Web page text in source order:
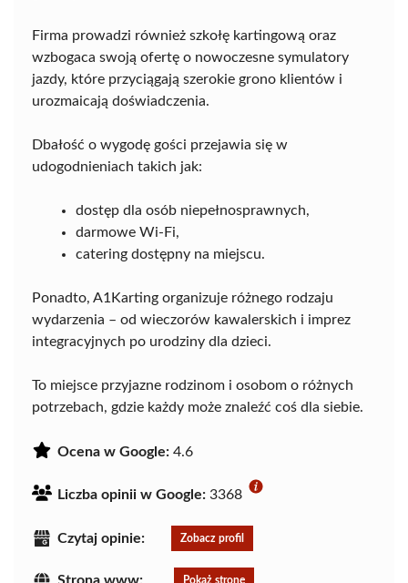
Firma prowadzi również szkołę kartingową oraz
wzbogaca swoją ofertę o nowoczesne symulatory
jazdy, które przyciągają szerokie grono klientów i
urozmaicają doświadczenia.
Dbałość o wygodę gości przejawia się w
udogodnieniach takich jak:
dostęp dla osób niepełnosprawnych,
darmowe Wi-Fi,
catering dostępny na miejscu.
Ponadto, A1Karting organizuje różnego rodzaju
wydarzenia – od wieczorów kawalerskich i imprez
integracyjnych po urodziny dla dzieci.
To miejsce przyjazne rodzinom i osobom o różnych
potrzebach, gdzie każdy może znaleźć coś dla siebie.
Ocena w Google: 4.6
Liczba opinii w Google: 3368
Czytaj opinie: Zobacz profil
Pokaż stronę